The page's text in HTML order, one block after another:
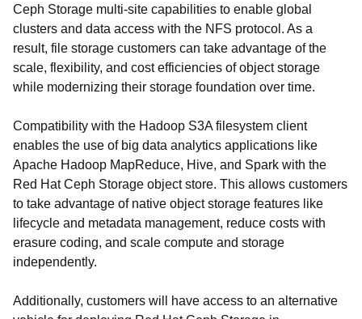
Ceph Storage multi-site capabilities to enable global
clusters and data access with the NFS protocol. As a
result, file storage customers can take advantage of the
scale, flexibility, and cost efficiencies of object storage
while modernizing their storage foundation over time.
Compatibility with the Hadoop S3A filesystem client
enables the use of big data analytics applications like
Apache Hadoop MapReduce, Hive, and Spark with the
Red Hat Ceph Storage object store. This allows customers
to take advantage of native object storage features like
lifecycle and metadata management, reduce costs with
erasure coding, and scale compute and storage
independently.
Additionally, customers will have access to an alternative